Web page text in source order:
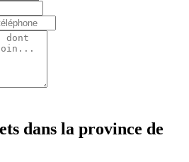
dans la province de